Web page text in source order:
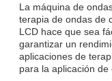
La máquina de
terapia de ondas de
LCD hace que sea
garantizar un
aplicaciones de
para la aplicación de